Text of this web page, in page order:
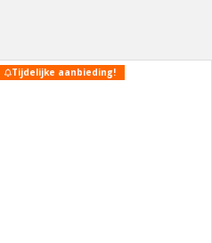
Tijdelijke aanbieding!